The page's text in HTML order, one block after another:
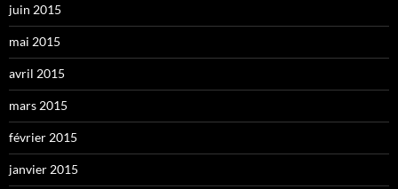
juin 2015
mai 2015
avril 2015
mars 2015
février 2015
janvier 2015